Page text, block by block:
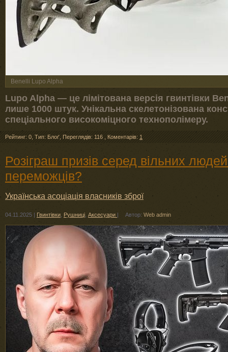
Benelli Lupo Alpha
Lupo Alpha — це лімітована версія гвинтівки
лише 1000 штук. Унікальна скелетонізована
спеціального високоміцного технополімеру.
Рейтинг: 0 Тип: Блоґ Переглядів: 116 Коментарів: 1
Розіграш призів серед вільних
переможців?
Українська асоціація власників зброї
04.11.2025 | Гвинтівки Рушниці Аксесуари | Автор: Web admin